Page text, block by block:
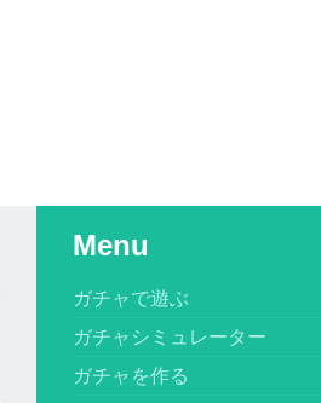
Menu
ガチャで遊ぶ
ガチャシミュレーター
ガチャを作る